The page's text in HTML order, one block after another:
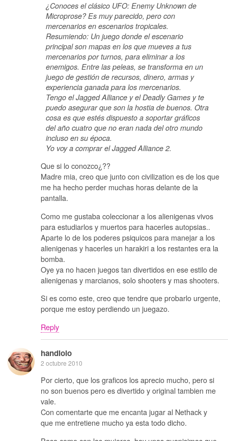
¿Conoces el clásico UFO: Enemy Unknown de
Microprose? Es muy parecido, pero con
mercenarios en escenarios tropicales.
Resumiendo: Un juego donde el escenario
principal son mapas en los que mueves a tus
mercenarios por turnos, para eliminar a los
enemigos. Entre las peleas, se transforma en un
juego de gestión de recursos, dinero, armas y
experiencia ganada para los mercenarios.
Tengo el Jagged Alliance y el Deadly Games y te
puedo asegurar que son la hostia de buenos. Otra
cosa es que estés dispuesto a soportar gráficos
del año cuatro que no eran nada del otro mundo
incluso en su época.
Yo voy a comprar el Jagged Alliance 2.
Que si lo conozco¿??
Madre mia, creo que junto con civilization es de los que
me ha hecho perder muchas horas delante de la
pantalla.
Como me gustaba coleccionar a los alienigenas vivos
para estudiarlos y muertos para hacerles autopsias..
Aparte lo de los poderes psiquicos para manejar a los
alienigenas y hacerles un harakiri a los restantes era la
bomba.
Oye ya no hacen juegos tan divertidos en ese estilo de
alienigenas y marcianos, solo shooters y mas shooters.
Si es como este, creo que tendre que probarlo urgente,
porque me estoy perdiendo un juegazo.
Reply
handlolo
2 octubre 2010
Por cierto, que los graficos los aprecio mucho, pero si
no son buenos pero es divertido y original tambien me
vale.
Con comentarte que me encanta jugar al Nethack y
que me entretiene mucho ya esta todo dicho.